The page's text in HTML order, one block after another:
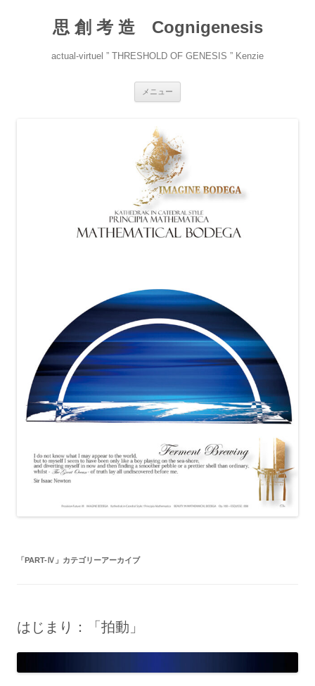
思 創 考 造 Cognigenesis
actual-virtuel ” THRESHOLD OF GENESIS ” Kenzie
メニュー
「PART-Ⅳ 」カテゴリーアーカイブ
はじまり：「拍動」